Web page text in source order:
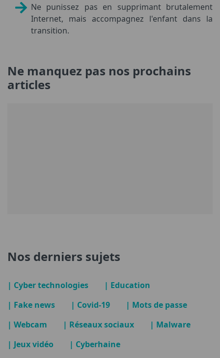
Ne punissez pas en supprimant brutalement
Internet, mais accompagnez l'enfant dans la
transition.
Ne manquez pas nos prochains
articles
Nos derniers sujets
| Cyber technologies
| Education
| Fake news
| Covid-19
| Mots de passe
| Webcam
| Réseaux sociaux
| Malware
| Jeux vidéo
| Cyberhaine